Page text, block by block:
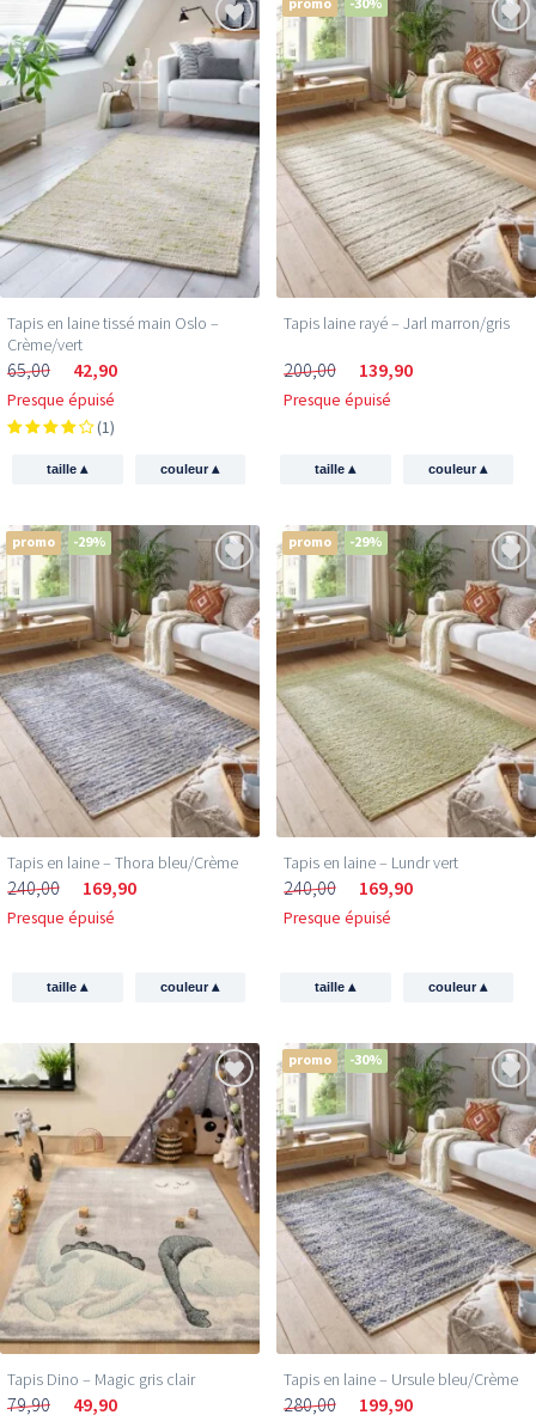
Tapis en laine tissé main Oslo –
Crème/vert
65,00 42,90
Presque épuisé
(1)
taille▴ couleur▴
Tapis laine rayé – Jarl marron/gris
200,00 139,90
Presque épuisé
taille▴ couleur▴
promo -29%
Tapis en laine – Thora bleu/Crème
240,00 169,90
Presque épuisé
taille▴ couleur▴
promo -29%
Tapis en laine – Lundr vert
240,00 169,90
Presque épuisé
taille▴ couleur▴
Tapis Dino – Magic gris clair
79,90 49,90
promo -30%
Tapis en laine – Ursule bleu/Crème
280,00 199,90